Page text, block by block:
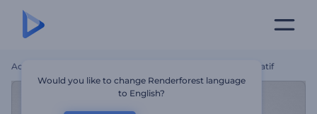
Accueil Promotion Des Auteurs De Contenu Créatif
Would you like to change Renderforest language
to English?